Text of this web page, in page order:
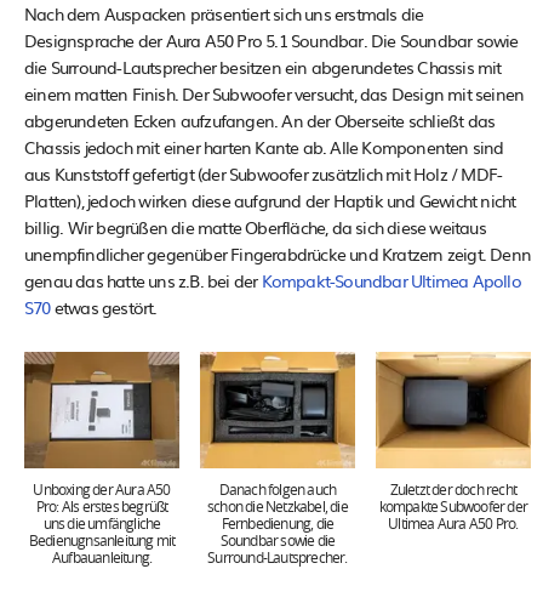
Nach dem Auspacken präsentiert sich uns erstmals die
Designsprache der Aura A50 Pro 5.1 Soundbar. Die Soundbar sowie
die Surround-Lautsprecher besitzen ein abgerundetes Chassis mit
einem matten Finish. Der Subwoofer versucht, das Design mit seinen
abgerundeten Ecken aufzufangen. An der Oberseite schließt das
Chassis jedoch mit einer harten Kante ab. Alle Komponenten sind
aus Kunststoff gefertigt (der Subwoofer zusätzlich mit Holz / MDF-
Platten), jedoch wirken diese aufgrund der Haptik und Gewicht nicht
billig. Wir begrüßen die matte Oberfläche, da sich diese weitaus
unempfindlicher gegenüber Fingerabdrücke und Kratzern zeigt. Denn
genau das hatte uns z.B. bei der Kompakt-Soundbar Ultimea Apollo
S70etwas gestört.
Unboxing der Aura A50
Pro: Als erstes begrüßt
uns die umfängliche
Bedienugnsanleitung mit
Aufbauanleitung.
Danach folgen auch
schon die Netzkabel, die
Fernbedienung, die
Soundbar sowie die
Surround-Lautsprecher.
Zuletzt der doch recht
kompakte Subwoofer der
Ultimea Aura A50 Pro.